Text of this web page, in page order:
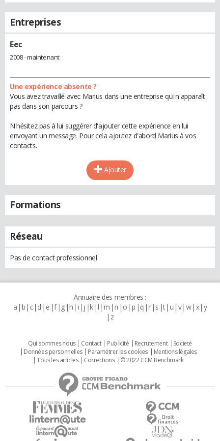
Entreprises
Eec
2008 - maintenant
Une expérience absente ?
Vous avez travaillé avec Marius dans une entreprise qui n'apparaît
pas dans son parcours ?
N'hésitez pas à lui suggérer d'ajouter cette expérience en lui
envoyant un message. Pour cela ajoutez d'abord Marius à vos
contacts.
Ajouter
Formations
Réseau
Pas de contact professionnel
Annuaire des membres :
a b c d e f g h i j k l m n o p q r s t u v w x y
z
Qui sommes nous Contact Publicité Recrutement
Societé
Données personnelles
Paramétrer les cookies
Mentions légales
Tous les articles
Corrections © 2022 CCM Benchmark